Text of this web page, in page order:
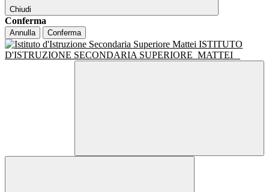
Chiudi
Conferma
Annulla Conferma
ISTITUTO
D'ISTRUZIONE SECONDARIA SUPERIORE MATTEI